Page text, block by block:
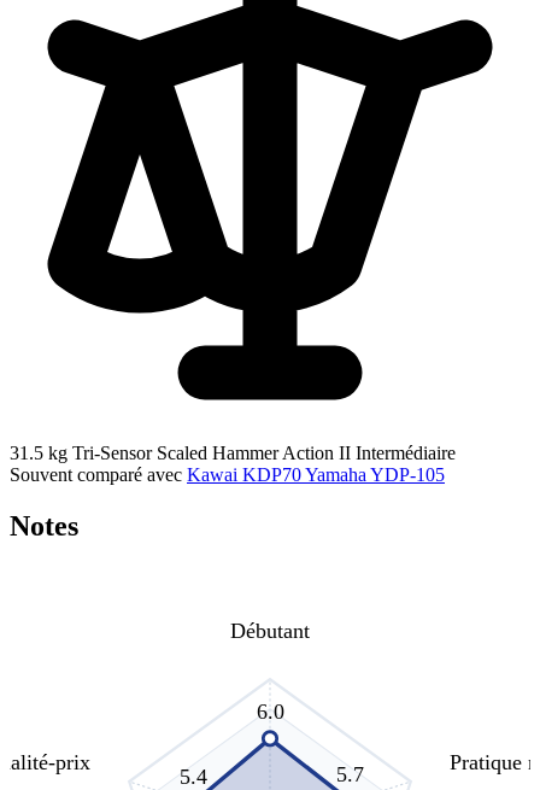
31.5 kg Tri-Sensor Scaled Hammer Action II Intermédiaire
Souvent comparé avec Kawai KDP70Yamaha YDP-105
Notes
6.0
5.7
5.4
Débutant
Pratique
prix